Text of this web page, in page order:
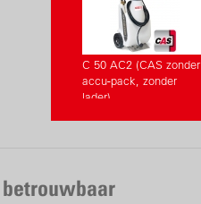
C 50 AC2 (CAS zonder
accu-pack, zonder
lader)